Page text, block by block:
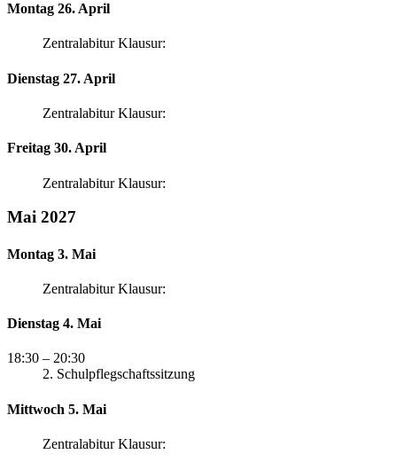
Montag 26. April
Zentralabitur Klausur:
Dienstag 27. April
Zentralabitur Klausur:
Freitag 30. April
Zentralabitur Klausur:
Mai 2027
Montag 3. Mai
Zentralabitur Klausur:
Dienstag 4. Mai
18:30 – 20:30
2. Schulpflegschaftssitzung
Mittwoch 5. Mai
Zentralabitur Klausur: